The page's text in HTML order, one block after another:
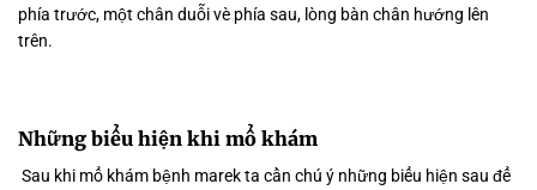
phía trước, một chân duỗi vè phía sau, lòng bàn chân hướng lên
trên.
Những biểu hiện khi mổ khám
Sau khi mổ khám bệnh marek ta cần chú ý những biểu hiện sau để